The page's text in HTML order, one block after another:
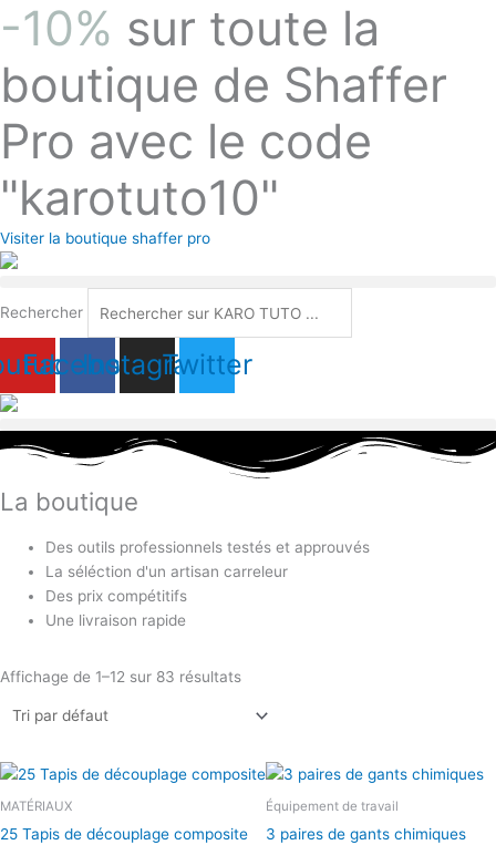
Aller
au
-10% sur toute la
boutique de Shaffer
Pro avec le code
"karotuto10"
Visiter la boutique shaffer pro
Rechercher
Facebook
Instagram
Twitter
La boutique
Des outils professionnels testés et approuvés
La séléction d'un artisan carreleur
Des prix compétitifs
Une livraison rapide
Affichage de 1–12 sur 83 résultats
MATÉRIAUX
25 Tapis de découplage composite
Équipement de travail
3 paires de gants chimiques